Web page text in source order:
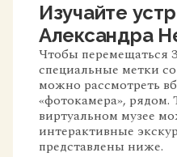
Изучайте
Александра
Чтобы перемещаться
специальные метки
можно рассмотреть
«фотокамера»,
виртуальном музее
интерактивные
представлены ниже.